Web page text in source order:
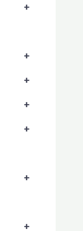
+
+
+
+
+
+
+